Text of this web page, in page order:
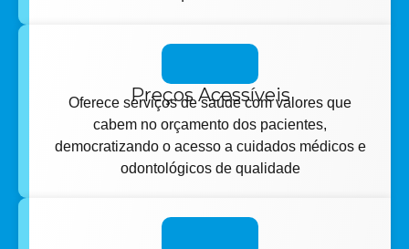
Preços Acessíveis
Oferece serviços de saúde com valores que
cabem no orçamento dos pacientes,
democratizando o acesso a cuidados médicos e
odontológicos de qualidade